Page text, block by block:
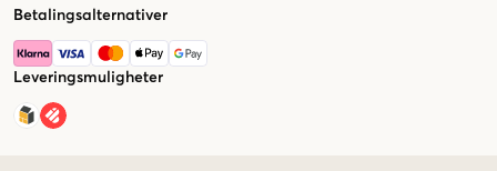
Betalingsalternativer
Leveringsmuligheter